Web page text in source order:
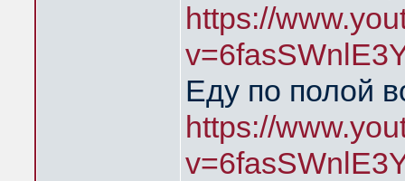
https://
Еду по полой
https://